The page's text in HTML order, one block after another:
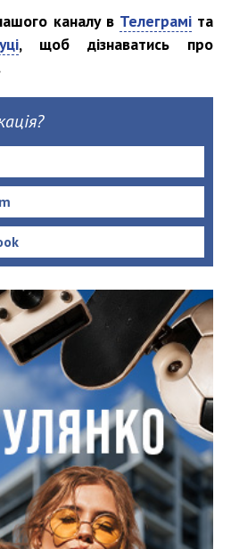
каналу в Телеграміта
, щоб дізнаватись про